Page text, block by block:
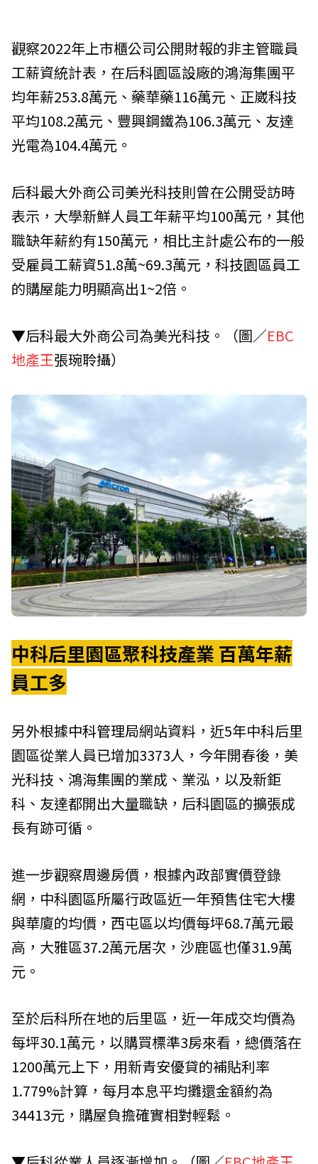
觀察2022年上市櫃公司公開財報的非主管職員
工薪資統計表，在后科園區設廠的鴻海集團平
均年薪253.8萬元、藥華藥116萬元、正崴科技
平均108.2萬元、豐興鋼鐵為106.3萬元、友達
光電為104.4萬元。
后科最大外商公司美光科技則曾在公開受訪時
表示，大學新鮮人員工年薪平均100萬元，其他
職缺年薪約有150萬元，相比主計處公布的一般
受雇員工薪資51.8萬~69.3萬元，科技園區員工
的購屋能力明顯高出1~2倍。
▼后科最大外商公司為美光科技。（圖／EBC
地產王張琬聆攝）
中科后里園區聚科技產業 百萬年薪
員工多
另外根據中科管理局網站資料，近5年中科后里
園區從業人員已增加3373人，今年開春後，美
光科技、鴻海集團的業成、業泓，以及新鉅
科、友達都開出大量職缺，后科園區的擴張成
長有跡可循。
進一步觀察周邊房價，根據內政部實價登錄
網，中科園區所屬行政區近一年預售住宅大樓
與華廈的均價，西屯區以均價每坪68.7萬元最
高，大雅區37.2萬元居次，沙鹿區也僅31.9萬
元。
至於后科所在地的后里區，近一年成交均價為
每坪30.1萬元，以購買標準3房來看，總價落在
1200萬元上下，用新青安優貸的補貼利率
1.779%計算，每月本息平均攤還金額約為
34413元，購屋負擔確實相對輕鬆。